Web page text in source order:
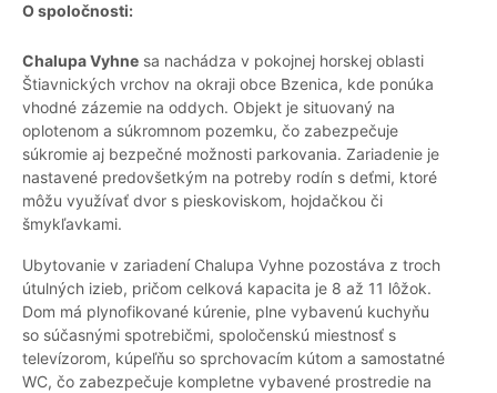
O spoločnosti:
Chalupa Vyhne sa nachádza v pokojnej horskej oblasti
Štiavnických vrchov na okraji obce Bzenica, kde ponúka
vhodné zázemie na oddych. Objekt je situovaný na
oplotenom a súkromnom pozemku, čo zabezpečuje
súkromie aj bezpečné možnosti parkovania. Zariadenie je
nastavené predovšetkým na potreby rodín s deťmi, ktoré
môžu využívať dvor s pieskoviskom, hojdačkou či
šmykľavkami.
Ubytovanie v zariadení Chalupa Vyhne pozostáva z troch
útulných izieb, pričom celková kapacita je 8 až 11 lôžok.
Dom má plynofikované kúrenie, plne vybavenú kuchyňu
so súčasnými spotrebičmi, spoločenskú miestnosť s
televízorom, kúpeľňu so sprchovacím kútom a samostatné
WC, čo zabezpečuje kompletne vybavené prostredie na